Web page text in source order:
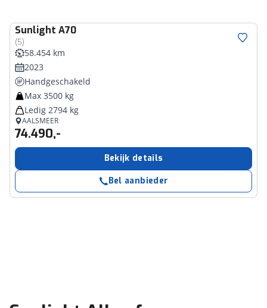
Sunlight A70
(5)
58.454 km
2023
Handgeschakeld
Max 3500 kg
Ledig 2794 kg
AALSMEER
74.490,-
Bekijk details
Bel aanbieder